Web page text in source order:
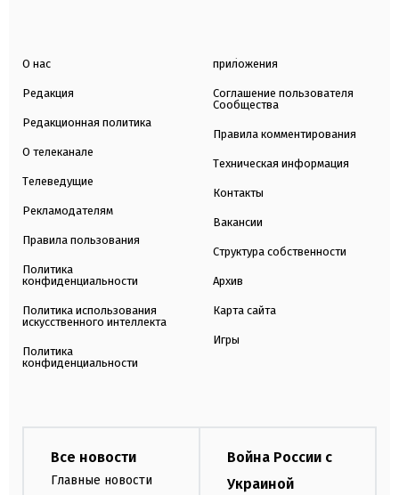
О нас
Редакция
Редакционная политика
О телеканале
Телеведущие
Рекламодателям
Правила пользования
Политика
конфиденциальности
Политика использования
искусственного интеллекта
Политика
конфиденциальности
приложения
Соглашение пользователя
Сообщества
Правила комментирования
Техническая информация
Контакты
Вакансии
Структура собственности
Архив
Карта сайта
Игры
Все новости
Главные новости
Война России с
Украиной